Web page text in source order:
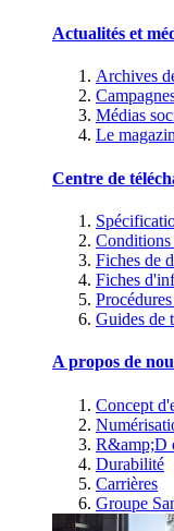
Actualités et
Archives
Médias
Le
Centre de
Fiches de
Fiches
Guides de
A propos de
Concept
R&amp;D
Durabilité
Carrières
Groupe